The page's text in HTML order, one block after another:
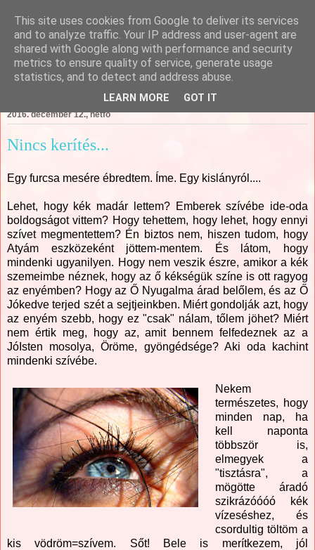
Csajági Ildikó - ÖrömKépek
2016. december 12., hétfő
Nincs kerítés...
Egy furcsa mesére ébredtem. Íme. Egy kislányról....
Lehet, hogy kék madár lettem? Emberek szívébe ide-oda
boldogságot vittem? Hogy tehettem, hogy lehet, hogy ennyi
szívet megmentettem? Én biztos nem, hiszen tudom, hogy
Atyám eszközeként jöttem-mentem. És látom, hogy
mindenki ugyanilyen. Hogy nem veszik észre, amikor a kék
szemeimbe néznek, hogy az ő kékségük színe is ott ragyog
az enyémben? Hogy az Ő Nyugalma árad belőlem, és az Ő
Jókedve terjed szét a sejtjeinkben. Miért gondolják azt, hogy
az enyém szebb, hogy ez "csak" nálam, tőlem jöhet? Miért
nem értik meg, hogy az, amit bennem felfedeznek az a
JóIsten mosolya, Öröme, gyöngédsége? Aki oda kachint
mindenki szívébe.
Nekem
természetes, hogy
minden nap, ha
kell naponta
többször is,
elmegyek a
"tisztásra", a
mögötte áradó
szikrázóóóó kék
vízeséshez, és
csordultig töltöm a
kis vödröm=szívem. Sőt! Bele is merítkezem, jól
This site uses cookies from Google to deliver its services
and to analyze traffic. Your IP address and user-agent are
shared with Google along with performance and security
metrics to ensure quality of service, generate usage
statistics, and to detect and address abuse.
LEARN MORE GOT IT